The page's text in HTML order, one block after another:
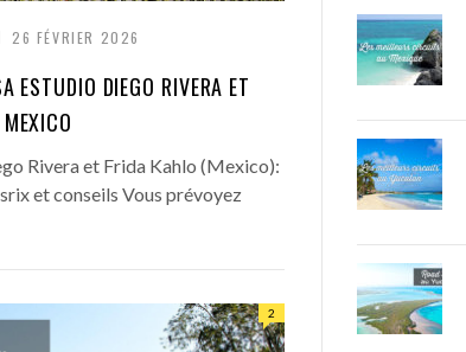
26 FÉVRIER 2026
ESTUDIO DIEGO RIVERA ET
Rivera et Frida Kahlo (Mexico):
et conseils Vous prévoyez
2